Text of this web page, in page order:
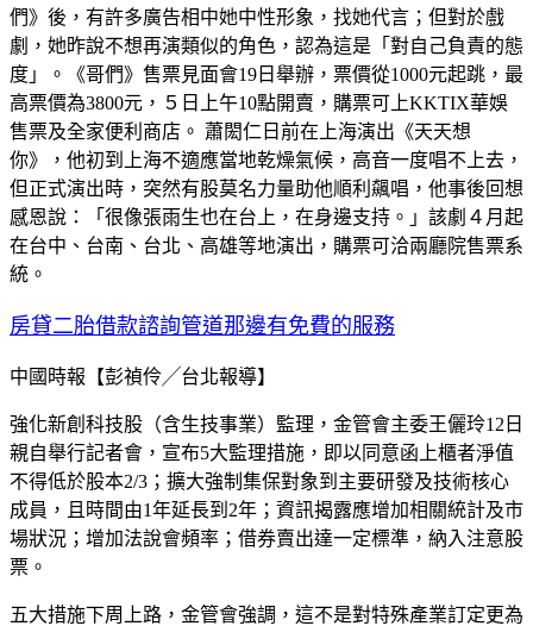
們》後，有許多廣告相中她中性形象，找她代言；但對於戲
劇，她昨說不想再演類似的角色，認為這是「對自己負責的態
度」。《哥們》售票見面會19日舉辦，票價從1000元起跳，最
高票價為3800元，５日上午10點開賣，購票可上KKTIX華娛
售票及全家便利商店。 蕭閎仁日前在上海演出《天天想
你》，他初到上海不適應當地乾燥氣候，高音一度唱不上去，
但正式演出時，突然有股莫名力量助他順利飆唱，他事後回想
感恩說：「很像張雨生也在台上，在身邊支持。」該劇４月起
在台中、台南、台北、高雄等地演出，購票可洽兩廳院售票系
統。
房貸二胎借款諮詢管道那邊有免費的服務
中國時報【彭禎伶╱台北報導】
強化新創科技股（含生技事業）監理，金管會主委王儷玲12日
親自舉行記者會，宣布5大監理措施，即以同意函上櫃者淨值
不得低於股本2/3；擴大強制集保對象到主要研發及技術核心
成員，且時間由1年延長到2年；資訊揭露應增加相關統計及市
場狀況；增加法說會頻率；借券賣出達一定標準，納入注意股
票。
五大措施下周上路，金管會強調，這不是對特殊產業訂定更為